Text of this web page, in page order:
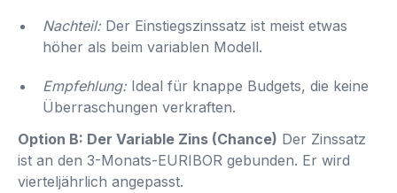
Nachteil:Der Einstiegszinssatz ist meist etwas
höher als beim variablen Modell.
Empfehlung:Ideal für knappe Budgets, die keine
Überraschungen verkraften.
Option B: Der Variable Zins (Chance) Der Zinssatz
ist an den 3-Monats-EURIBOR gebunden. Er wird
vierteljährlich angepasst.